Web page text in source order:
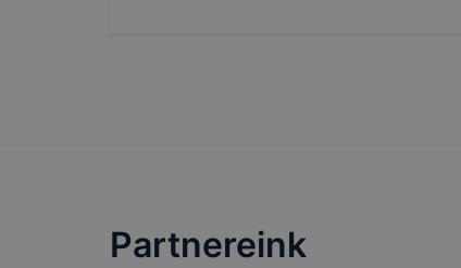
Partnereink